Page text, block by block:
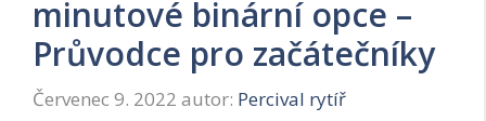
minutové binární opce –
Průvodce pro začátečníky
Červenec 9. 2022 autor: Percival rytíř